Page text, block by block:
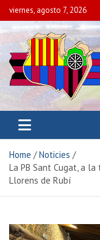
viernes, agosto 7, 2026
PENYA
SANT CUGAT DEL
Home
Noticies
La PB Sant Cugat, a
Llorens de Rubí